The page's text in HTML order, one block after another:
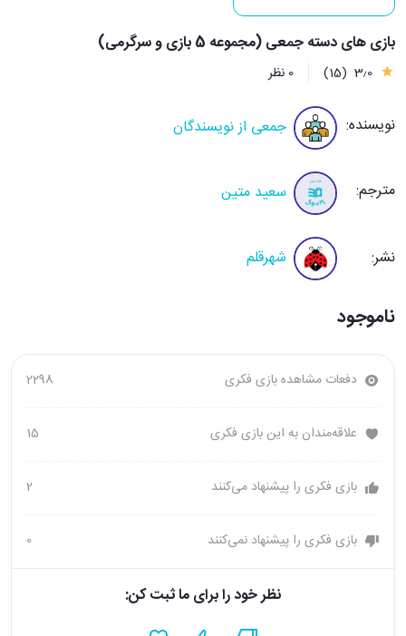
بازی های دسته جمعی (مجموعه 5 بازی و سرگرمی)
3٫0 (15) 0 نظر
نویسنده: جمعی از نویسندگان
مترجم: سعید متین
نشر: شهرقلم
ناموجود
دفعات مشاهده بازی فکری 2298
علاقه‌مندان به این بازی فکری 15
بازی فکری را پیشنهاد می‌کنند 2
بازی فکری را پیشنهاد نمی‌کنند 0
نظر خود را برای ما ثبت کن: